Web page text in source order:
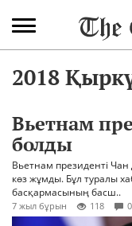
2018
Вьетнам
болды
Вьетнам президенті Чан
көз жұмды. Бұл туралы
басқармасының басш..
7 жыл бұрын 118 0